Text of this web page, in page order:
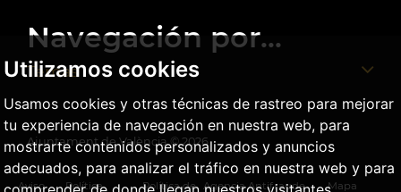
Utilizamos cookies
Usamos cookies y otras técnicas de rastreo para mejorar
tu experiencia de navegación en nuestra web, para
mostrarte contenidos personalizados y anuncios
adecuados, para analizar el tráfico en nuestra web y para
Navegación por...
Temas
Ajuntament de València ©2026
Aviso Política Política de Agencia Antifraude Mapa